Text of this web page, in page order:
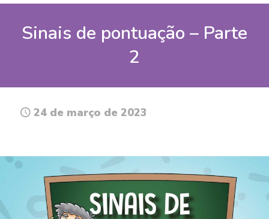
Sinais de pontuação – Parte
2
24 de março de 2023